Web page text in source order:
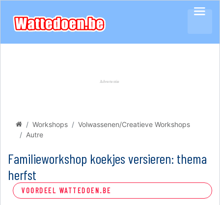
Workshops
Volwassenen/Creatieve Workshops
Autre
Familieworkshop koekjes versieren: thema
herfst
VOORDEEL WATTEDOEN.BE